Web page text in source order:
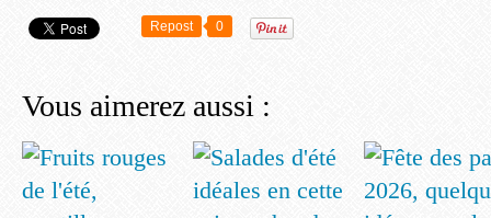
Repost 0
Vous aimerez aussi :